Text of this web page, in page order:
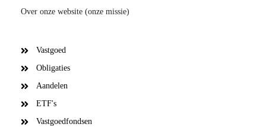
Over onze website (onze missie)
Vastgoed
Obligaties
Aandelen
ETF's
Vastgoedfondsen